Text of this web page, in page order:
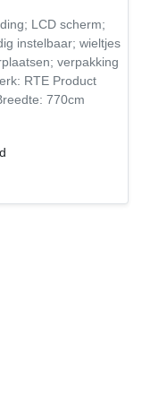
LCD scherm;
instelbaar; wieltjes
verpakking
RTE Product
770cm